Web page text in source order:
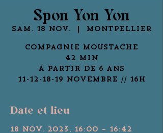
Spon Yon Yon
sam. 18 nov. Montpellier
Compagnie Moustache
42 min
À partir de 6 ans
Date et lieu
18 nov. 2023, 16:00 – 16:42